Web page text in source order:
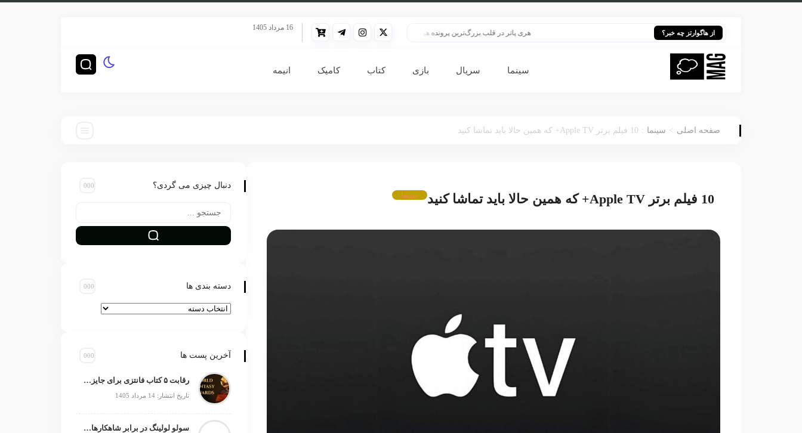
از هاگوارتز چه خبر؟ هری پاتر در قلب بزرگ‌ترین پرونده هوش مصنوعی
16 مرداد 1405
سینما سریال بازی کتاب کامیک انیمه
صفحه اصلی > سینما : 10 فیلم برتر Apple TV+ که همین حالا باید تماشا کنید
10 فیلم برتر Apple TV+ که همین حالا باید تماشا کنید سینما
دنبال چیزی می گردی؟
دسته بندی ها
آخرین پست ها
رقابت ۵ کتاب فانتزی برای جایزه جهانی ۲۰۲۶
تاریخ انتشار: 14 مرداد 1405
سولو لولینگ در برابر شاهکارهای انیمه؛ چه چیزی کم دارد؟